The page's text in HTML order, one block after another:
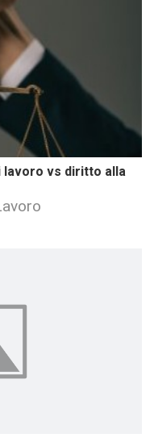
vs diritto alla